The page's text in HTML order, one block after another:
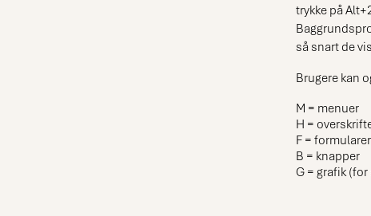
trykke på
så snart de
Brugere kan
M = menuer
H =
F = formularer
B = knapper
G = grafik